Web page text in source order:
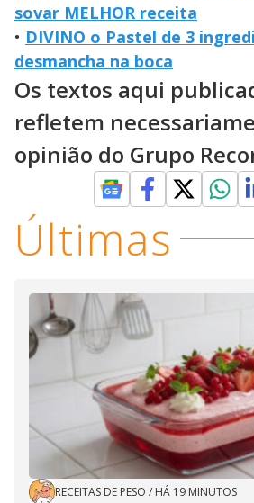
sovar MELHOR receita
• DIVINO o Pastel de 3
desmancha na boca
Os textos aqui
refletem
opinião do Grupo
Últimas
RECEITAS DE PESO / HÁ 19 MINUTOS